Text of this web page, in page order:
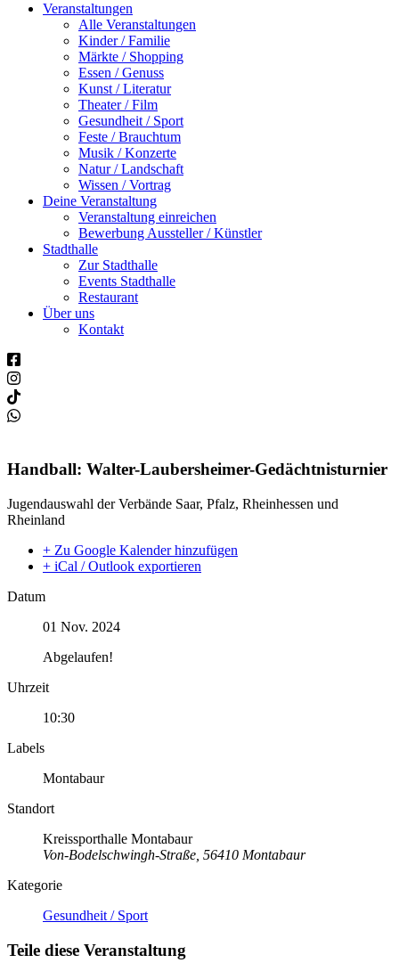
Veranstaltungen
Alle Veranstaltungen
Kinder / Familie
Märkte / Shopping
Essen / Genuss
Kunst / Literatur
Theater / Film
Gesundheit / Sport
Feste / Brauchtum
Musik / Konzerte
Natur / Landschaft
Wissen / Vortrag
Deine Veranstaltung
Veranstaltung einreichen
Bewerbung Aussteller / Künstler
Stadthalle
Zur Stadthalle
Events Stadthalle
Restaurant
Über uns
Kontakt
Handball: Walter-Laubersheimer-Gedächtnisturnier
Jugendauswahl der Verbände Saar, Pfalz, Rheinhessen und
Rheinland
+ Zu Google Kalender hinzufügen
+ iCal / Outlook exportieren
Datum
01 Nov. 2024
Abgelaufen!
Uhrzeit
10:30
Labels
Montabaur
Standort
Kreissporthalle Montabaur
Von-Bodelschwingh-Straße, 56410 Montabaur
Kategorie
Gesundheit / Sport
Teile diese Veranstaltung